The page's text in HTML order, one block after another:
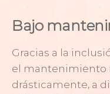
Bajo
Gracias a la
el mantenimiento
drásticamente, a